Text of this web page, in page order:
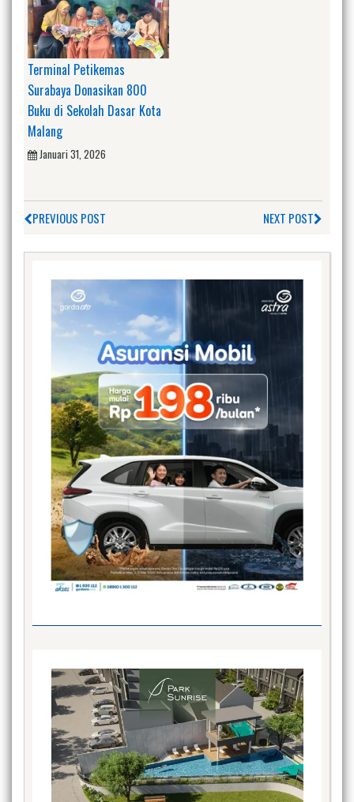
Terminal Petikemas
Surabaya Donasikan 800
Buku di Sekolah Dasar Kota
Malang
Januari 31, 2026
PREVIOUS POST NEXT POST